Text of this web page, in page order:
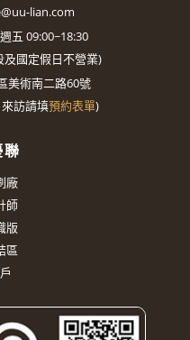
lian.com
五 09:00~18:30
及國定假日不營業)
美術南二路60號
訪請填預約表單)
廠
師
版
區